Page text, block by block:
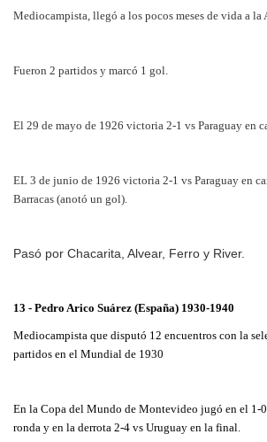
Mediocampista, llegó a los pocos meses de vida a la
Fueron 2 partidos y marcó 1 gol.
El 29 de mayo de 1926 victoria 2-1 vs Paraguay en
EL 3 de junio de 1926 victoria 2-1 vs Paraguay en
Barracas (anotó un gol).
Pasó por Chacarita, Alvear, Ferro y River.
13 - Pedro Arico Suárez (España) 1930-1940
Mediocampista que disputó 12 encuentros con la
partidos en el Mundial de 1930
En la Copa del Mundo de Montevideo jugó en el 1-
ronda y en la derrota 2-4 vs Uruguay en la final.